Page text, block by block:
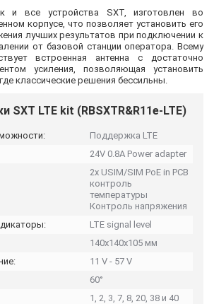
и все устройства SXT, изготовлен во
корпусе, что позволяет установить его
лучших результатов при подключении к
от базовой станции оператора. Всему
встроенная антенна с достаточно
усиления, позволяющая установить
классические решения бессильны.
SXT LTE kit (RBSXTR&R11e-LTE)
Поддержка LTE
24V 0.8A Power adapter
2x USIM/SIM PoE in PCB
контроль
температуры
Контроль напряжения
LTE signal level
140x140x105 мм
11 V - 57 V
60°
1, 2, 3, 7, 8, 20, 38 и 40